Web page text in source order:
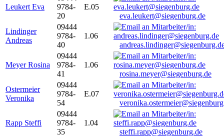
Leukert Eva
9784-
20
E.05
eva.leukert@siegenburg.de
Lindinger
Andreas
09444
9784-
40
1.06
Meyer Rosina
09444
9784-
41
1.06
rosina.meyer@siegenburg.de
Ostermeier
Veronika
09444
9784-
54
E.07
Rapp Steffi
09444
9784-
35
1.04
steffi.rapp@siegenburg.de